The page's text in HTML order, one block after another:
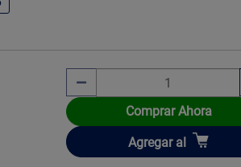
Comprar Ahora
Añadir
Agregar al